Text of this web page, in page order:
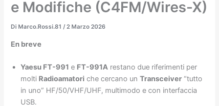
e Modifiche (C4FM/Wires-X)
Di Marco.Rossi.81/2 Marzo 2026
En breve
Yaesu FT-991 e FT-991A restano due riferimenti per
molti Radioamatori che cercano unTransceiver “tutto
in uno” HF/50/VHF/UHF, multimodo e con interfaccia
USB.